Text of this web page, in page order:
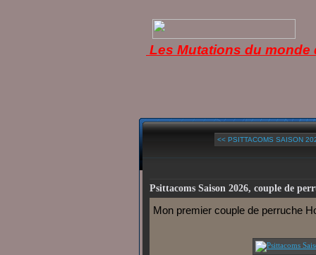
Les Mutations du monde
<< PSITTACOMS SAISON
Psittacoms Saison 2026, couple de
Mon premier couple de perruche